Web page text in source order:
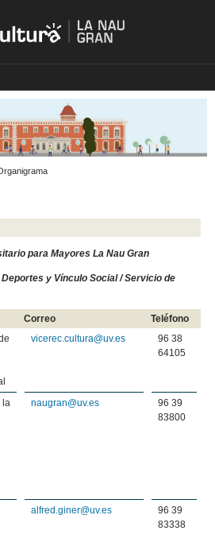
para Mayores La Nau Gran
y Vínculo Social / Servicio de
Correo
Teléfono
vicerec.cultura@uv.es
96 38
64105
la
naugran@uv.es
96 39
83800
alfred.giner@uv.es
96 39
83338